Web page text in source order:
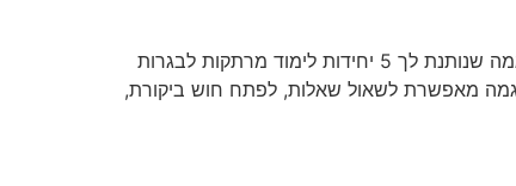
זה פשוט מעניין, מרתק, כייפי, משכיל ופותח מרחבים. אז למה בעצם לטרוח בדברים שאותך פחות מעניינים ולא לבחור במגמה שנותנת לך 5 יחידות לימוד מרתקות לבגרות
מאפשרת לשאול שאלות, לפתח חוש ביקורת,